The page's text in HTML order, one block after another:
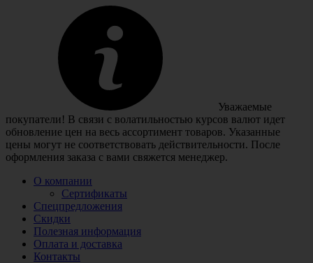
Уважаемые
покупатели! В связи с волатильностью курсов валют идет
обновление цен на весь ассортимент товаров. Указанные
цены могут не соответствовать действительности. После
оформления заказа с вами свяжется менеджер.
О компании
Сертификаты
Спецпредложения
Скидки
Полезная информация
Оплата и доставка
Контакты